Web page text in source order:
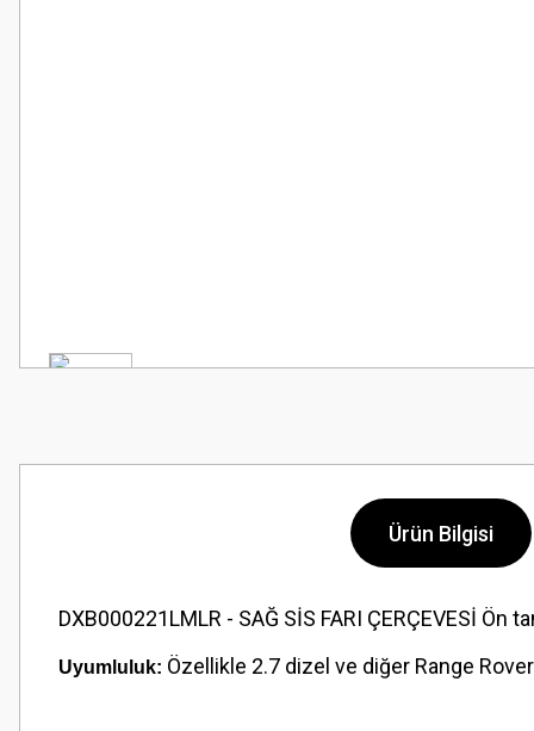
Ürün Bilgisi
DXB000221LMLR - SAĞ SİS FARI ÇERÇEVESİ
Uyumluluk: Özellikle 2.7 dizel ve diğer Range